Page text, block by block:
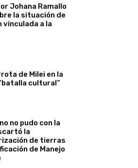
Johana Ramallo
la situación de
vinculada a la
de Milei en la
cultural”
no pudo con la
la
de tierras
de Manejo